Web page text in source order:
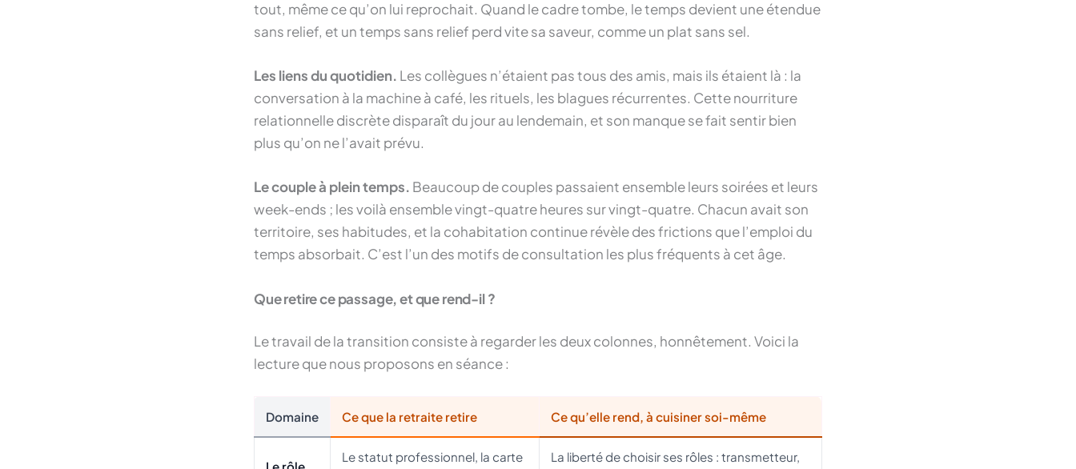
tout, même ce qu’on lui reprochait. Quand le cadre tombe, le temps devient une étendue
sans relief, et un temps sans relief perd vite sa saveur, comme un plat sans sel.
Les liens du quotidien. Les collègues n’étaient pas tous des amis, mais ils étaient là : la
conversation à la machine à café, les rituels, les blagues récurrentes. Cette nourriture
relationnelle discrète disparaît du jour au lendemain, et son manque se fait sentir bien
plus qu’on ne l’avait prévu.
Le couple à plein temps. Beaucoup de couples passaient ensemble leurs soirées et leurs
week-ends ; les voilà ensemble vingt-quatre heures sur vingt-quatre. Chacun avait son
territoire, ses habitudes, et la cohabitation continue révèle des frictions que l’emploi du
temps absorbait. C’est l’un des motifs de consultation les plus fréquents à cet âge.
Que retire ce passage, et que rend-il ?
Le travail de la transition consiste à regarder les deux colonnes, honnêtement. Voici la
lecture que nous proposons en séance :
Domaine Ce que la retraite retire Ce qu’elle rend, à cuisiner soi-même
Le statut professionnel, la carte La liberté de choisir ses rôles : transmetteur,